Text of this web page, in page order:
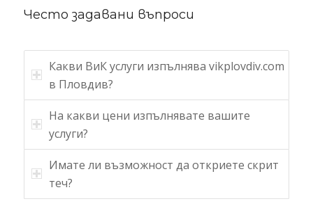
Често задавани въпроси
Какви ВиК услуги изпълнява vikplovdiv.com
в Пловдив?
На какви цени изпълнявате вашите
услуги?
Имате ли възможност да откриете скрит
теч?